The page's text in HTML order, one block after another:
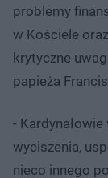
problemy
w Kościele
krytyczne
papieża
-
wyciszenia,
nieco innego